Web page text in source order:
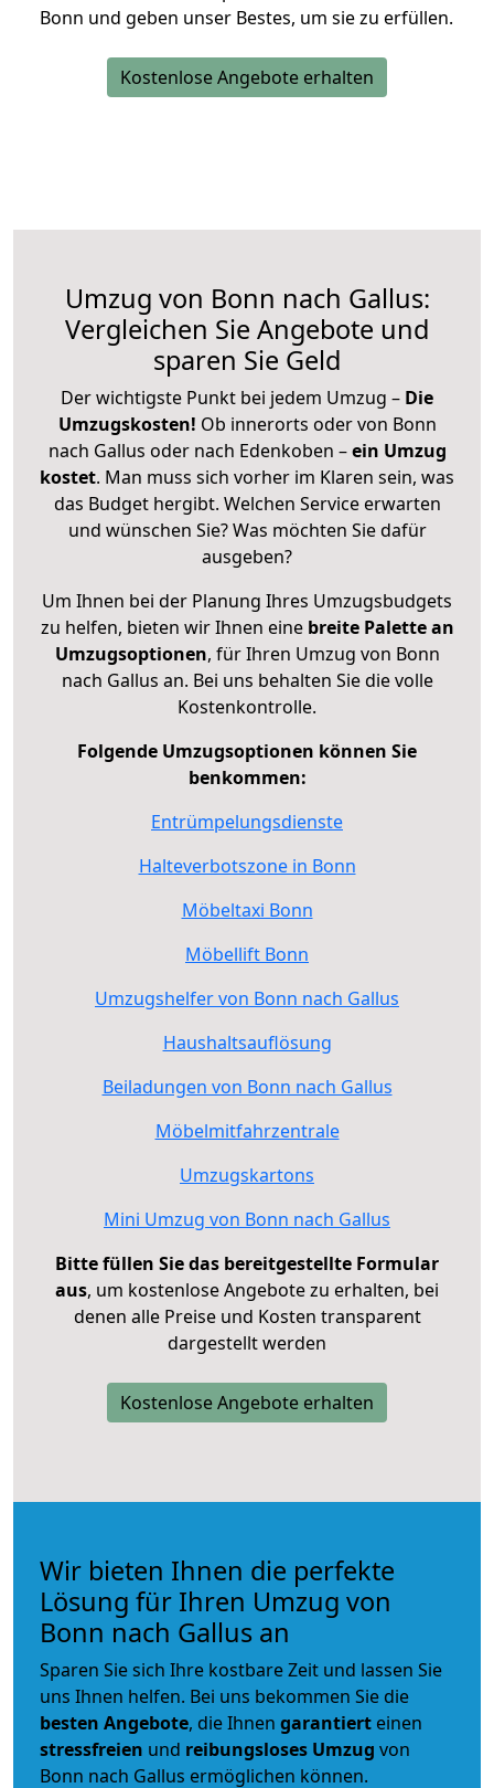
Bonn und geben unser Bestes, um sie zu erfüllen.
Kostenlose Angebote erhalten
Umzug von Bonn nach Gallus:
Vergleichen Sie Angebote und
sparen Sie Geld
Der wichtigste Punkt bei jedem Umzug – Die
Umzugskosten! Ob innerorts oder von Bonn
nach Gallus oder nach Edenkoben –ein Umzug
kostet. Man muss sich vorher im Klaren sein, was
das Budget hergibt. Welchen Service erwarten
und wünschen Sie? Was möchten Sie dafür
ausgeben?
Um Ihnen bei der Planung Ihres Umzugsbudgets
zu helfen, bieten wir Ihnen eine breite Palette an
Umzugsoptionen, für Ihren Umzug von Bonn
nach Gallus an. Bei uns behalten Sie die volle
Kostenkontrolle.
Folgende Umzugsoptionen können Sie
benkommen:
Entrümpelungsdienste
Halteverbotszone in Bonn
Möbeltaxi Bonn
Möbellift Bonn
Umzugshelfer von Bonn nach Gallus
Haushaltsauflösung
Beiladungen von Bonn nach Gallus
Möbelmitfahrzentrale
Umzugskartons
Mini Umzug von Bonn nach Gallus
Bitte füllen Sie das bereitgestellte Formular
aus, um kostenlose Angebote zu erhalten, bei
denen alle Preise und Kosten transparent
dargestellt werden
Kostenlose Angebote erhalten
Wir bieten Ihnen die perfekte
Lösung für Ihren Umzug von
Bonn nach Gallus an
Sparen Sie sich Ihre kostbare Zeit und lassen Sie
uns Ihnen helfen. Bei uns bekommen Sie die
besten Angebote, die Ihnen garantiert einen
stressfreien und reibungsloses Umzug von
Bonn nach Gallus ermöglichen können.